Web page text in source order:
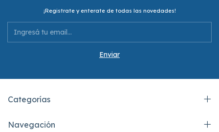
¡Registrate y enterate de todas las novedades!
Categorías
Navegación